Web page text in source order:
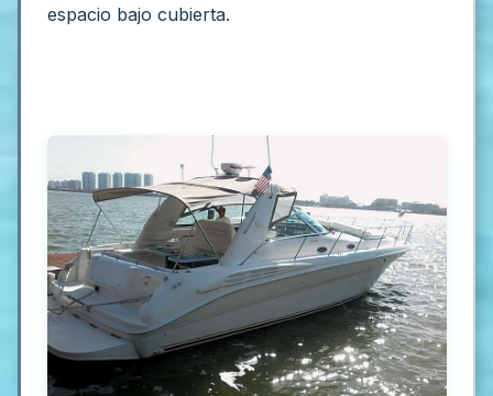
espacio bajo cubierta.